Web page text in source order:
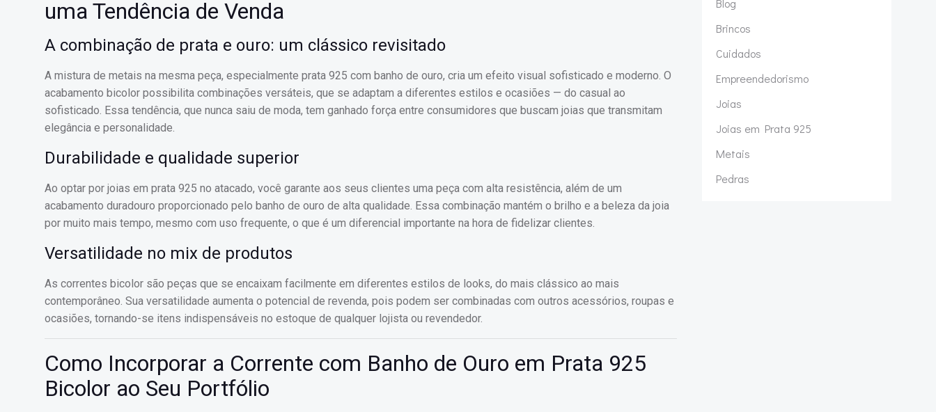
uma Tendência de Venda
A combinação de prata e ouro: um clássico revisitado
A mistura de metais na mesma peça, especialmente prata 925 com banho de ouro, cria um efeito visual sofisticado e moderno. O
acabamento bicolor possibilita combinações versáteis, que se adaptam a diferentes estilos e ocasiões — do casual ao
sofisticado. Essa tendência, que nunca saiu de moda, tem ganhado força entre consumidores que buscam joias que transmitam
elegância e personalidade.
Durabilidade e qualidade superior
Ao optar por joias em prata 925 no atacado, você garante aos seus clientes uma peça com alta resistência, além de um
acabamento duradouro proporcionado pelo banho de ouro de alta qualidade. Essa combinação mantém o brilho e a beleza da joia
por muito mais tempo, mesmo com uso frequente, o que é um diferencial importante na hora de fidelizar clientes.
Versatilidade no mix de produtos
As correntes bicolor são peças que se encaixam facilmente em diferentes estilos de looks, do mais clássico ao mais
contemporâneo. Sua versatilidade aumenta o potencial de revenda, pois podem ser combinadas com outros acessórios, roupas e
ocasiões, tornando-se itens indispensáveis no estoque de qualquer lojista ou revendedor.
Como Incorporar a Corrente com Banho de Ouro em Prata 925
Bicolor ao Seu Portfólio
Blog
Brincos
Cuidados
Empreendedorismo
Joias
Joias em Prata 925
Metais
Pedras